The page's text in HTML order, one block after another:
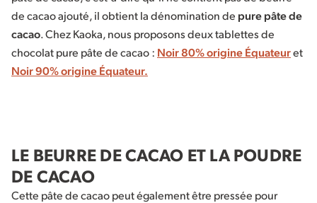
de cacao ajouté, il obtient la dénomination de pure pâte de
cacao. Chez Kaoka, nous proposons deux tablettes de
chocolat pure pâte de cacao : Noir 80% origine Équateuret
Noir 90% origine Équateur.
LE BEURRE DE CACAO ET LA POUDRE
DE CACAO
Cette pâte de cacao peut également être pressée pour